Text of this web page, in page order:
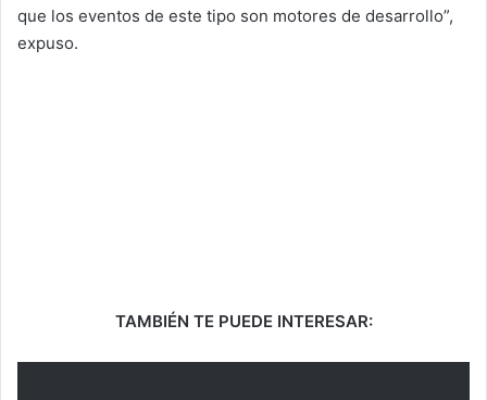
que los eventos de este tipo son motores de desarrollo”,
expuso.
TAMBIÉN TE PUEDE INTERESAR: